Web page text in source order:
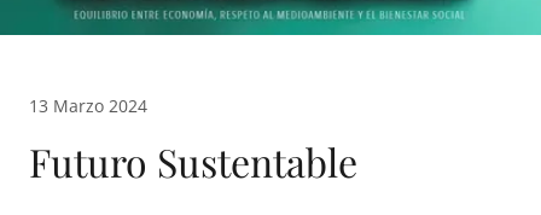
13 Marzo 2024
Futuro Sustentable